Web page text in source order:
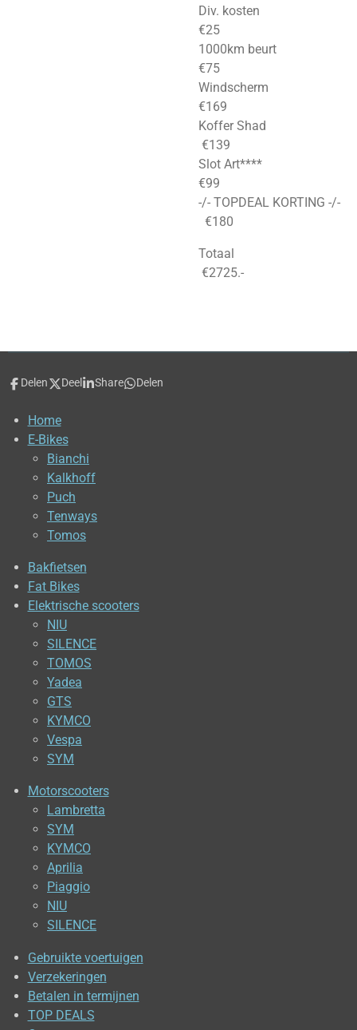
Div. kosten
€25
1000km beurt
€75
Windscherm
€169
Koffer Shad
€139
Slot Art****
€99
-/- TOPDEAL KORTING -/-
€180
Totaal
€2725.-
Delen Deel Share Delen
Home
E-Bikes
Bianchi
Kalkhoff
Puch
Tenways
Tomos
Bakfietsen
Fat Bikes
Elektrische scooters
NIU
SILENCE
TOMOS
Yadea
GTS
KYMCO
Vespa
SYM
Motorscooters
Lambretta
SYM
KYMCO
Aprilia
Piaggio
NIU
SILENCE
Gebruikte voertuigen
Verzekeringen
Betalen in termijnen
TOP DEALS